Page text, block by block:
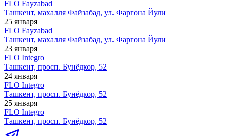
FLO Fayzabad
Ташкент, махалля Файзабад, ул. Фаргона Йули
25 января
FLO Fayzabad
Ташкент, махалля Файзабад, ул. Фаргона Йули
23 января
FLO Integro
Ташкент, просп. Бунёдкор, 52
24 января
FLO Integro
Ташкент, просп. Бунёдкор, 52
25 января
FLO Integro
Ташкент, просп. Бунёдкор, 52